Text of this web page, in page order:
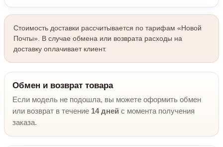
Стоимость доставки рассчитывается по тарифам «Новой
Почты». В случае обмена или возврата расходы на
доставку оплачивает клиент.
Обмен и возврат товара
Если модель не подошла, вы можете оформить обмен
или возврат в течение 14 дней с момента получения
заказа.